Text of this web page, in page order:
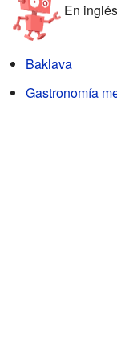
En
Baklava
Gastronomía